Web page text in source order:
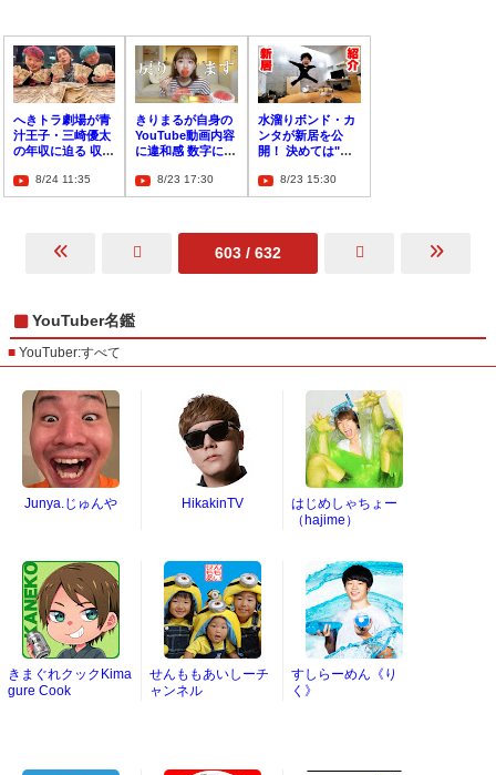
へきトラ劇場が青
汁王子・三崎優太
の年収に迫る 収益
モデルも明らかに
8/24 11:35
きりまるが自身の
YouTube動画内容
に違和感 数字に囚
8/23 17:30
水溜りボンド・カ
ンタが新居を公
開！ 決めては"変
8/23 15:30
603 / 632
YouTuber名鑑
YouTuber:すべて
Junya.じゅんや HikakinTV
はじめしゃちょー
（hajime）
きまぐれクックKima
gure Cook
せんももあいしーチ
ャンネル
すしらーめん《り
く》